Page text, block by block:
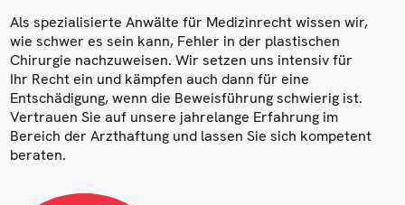
Als spezialisierte Anwälte für Medizinrecht wissen wir,
wie schwer es sein kann, Fehler in der plastischen
Chirurgie nachzuweisen. Wir setzen uns intensiv für
Ihr Recht ein und kämpfen auch dann für eine
Entschädigung, wenn die Beweisführung schwierig ist.
Vertrauen Sie auf unsere jahrelange Erfahrung im
Bereich der Arzthaftung und lassen Sie sich kompetent
beraten.